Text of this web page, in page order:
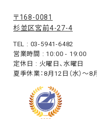
〒168-0081
杉並区宮前4-27-4
TEL : 03-5941-6482
営業時間 : 10:00 - 19:00
定休日 : 火曜日、水曜日
夏季休業：8月12日（水）〜8